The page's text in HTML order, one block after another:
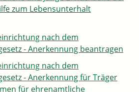
zum Lebensunterhalt
nach dem
- Anerkennung beantragen
nach dem
- Anerkennung für Träger
für ehrenamtliche